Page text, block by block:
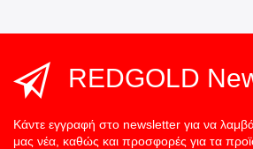
REDGOLD
Κάντε εγγραφή στο newsletter για να
μας νέα, καθώς και προσφορές για τα